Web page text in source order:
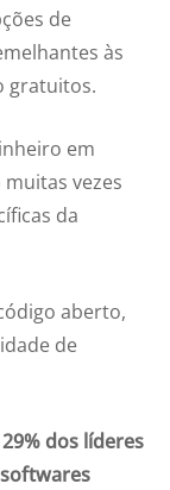
de
às
gratuitos.
em
vezes
da
aberto,
de
29% dos líderes